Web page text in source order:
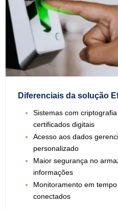
Diferenciais da solução
Sistemas com
certificados digitais
Acesso aos dados
personalizado
Maior segurança no
informações
Monitoramento em
conectados